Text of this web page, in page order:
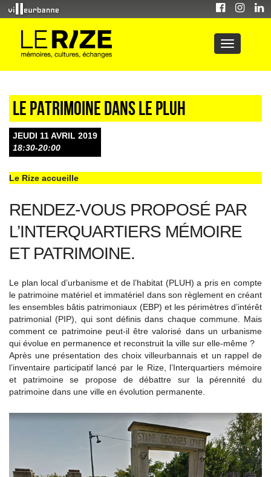
Le patrimoine dans le PLUH
JEUDI 11 AVRIL 2019
18:30-20:00
Le Rize accueille
RENDEZ-VOUS PROPOSÉ PAR
L’INTERQUARTIERS MÉMOIRE
ET PATRIMOINE.
Le plan local d’urbanisme et de l’habitat (PLUH) a pris en compte
le patrimoine matériel et immatériel dans son règlement en créant
les ensembles bâtis patrimoniaux (EBP) et les périmètres d’intérêt
patrimonial (PIP), qui sont définis dans chaque commune. Mais
comment ce patrimoine peut-il être valorisé dans un urbanisme
qui évolue en permanence et reconstruit la ville sur elle-même ?
Après une présentation des choix villeurbannais et un rappel de
l’inventaire participatif lancé par le Rize, l’Interquartiers mémoire
et patrimoine se propose de débattre sur la pérennité du
patrimoine dans une ville en évolution permanente.